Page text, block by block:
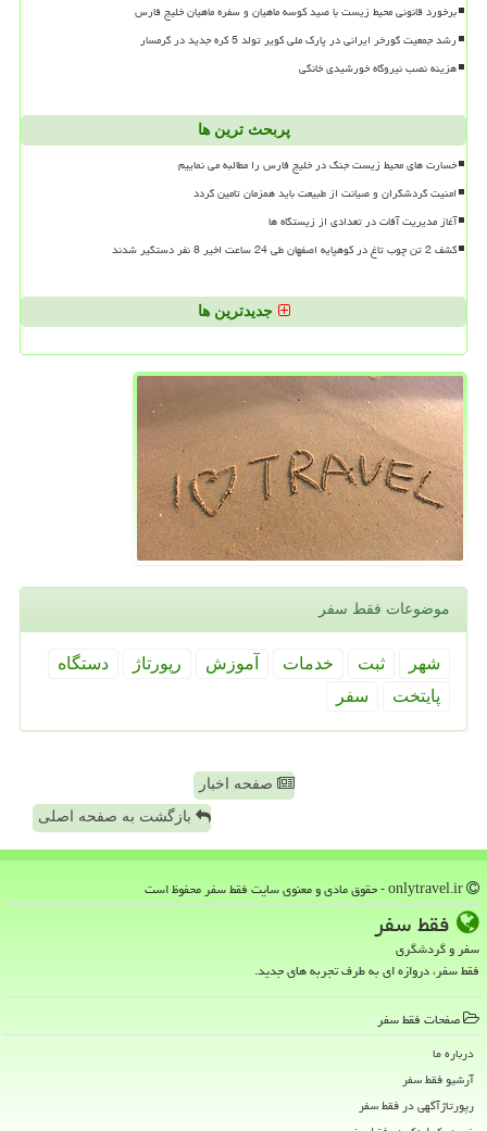
برخورد قانونی محیط زیست با صید کوسه ماهیان و سفره ماهیان خلیج فارس
رشد جمعیت گورخر ایرانی در پارک ملی کویر تولد 5 کره جدید در گرمسار
هزینه نصب نیروگاه خورشیدی خانگی
پربحث ترین ها
خسارت های محیط زیست جنگ در خلیج فارس را مطالبه می نماییم
امنیت گردشگران و صیانت از طبیعت باید همزمان تامین گردد
آغاز مدیریت آفات در تعدادی از زیستگاه ها
کشف 2 تن چوب تاغ در کوهپایه اصفهان طی 24 ساعت اخیر 8 نفر دستگیر شدند
جدیدترین ها
موضوعات فقط سفر
شهر ثبت خدمات آموزش رپورتاژ
دستگاه
پایتخت
سفر
صفحه اخبار
بازگشت به صفحه اصلی
فقط سفر
سفر و گردشگری
فقط سفر، دروازه ای به طرف تجربه های جدید.
صفحات فقط سفر
درباره ما
آرشیو فقط سفر
رپورتاژآگهی در فقط سفر